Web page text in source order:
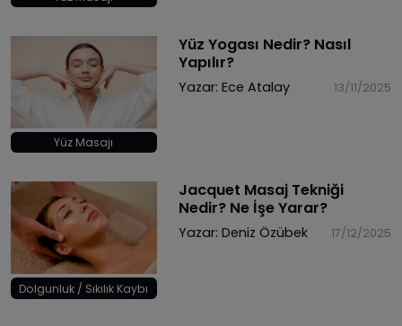
Yüz Masajı
Yüz Yogası Nedir? Nasıl
Yapılır?
Yazar: Ece Atalay 13/11/2025
Dolgunluk / Sıkılık Kaybı
Jacquet Masaj Tekniği
Nedir? Ne İşe Yarar?
Yazar: Deniz Özübek 17/12/2025